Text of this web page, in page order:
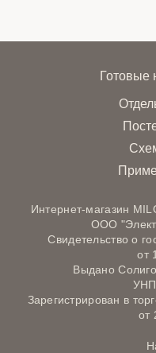
Готовые
Интернет-магазин
ООО
Свидетельство о
от
Выдано
УНП
Зарегистрирован в
от